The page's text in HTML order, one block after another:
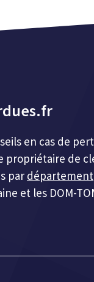
en cas de
propriétaire de
par département
et les DOM-